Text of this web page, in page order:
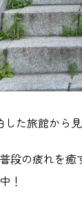
た旅館から
段の疲れを
！